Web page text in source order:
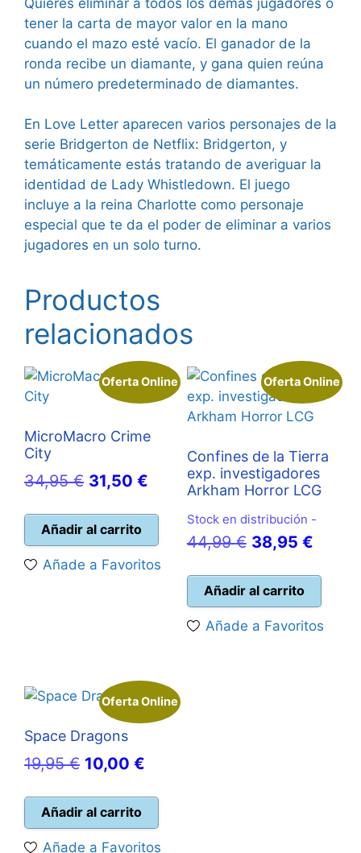
tener la carta de mayor valor en la mano
cuando el mazo esté vacío. El ganador de la
ronda recibe un diamante, y gana quien reúna
un número predeterminado de diamantes.
En Love Letter aparecen varios personajes de la
serie Bridgerton de Netflix: Bridgerton, y
temáticamente estás tratando de averiguar la
identidad de Lady Whistledown. El juego
incluye a la reina Charlotte como personaje
especial que te da el poder de eliminar a varios
jugadores en un solo turno.
Productos
relacionados
Oferta Online
MicroMacro Crime
City
34,95€ El
original
31,50 €
actual
31,50 €.
Añadir al carrito
Añade a Favoritos
Oferta Online
Confines de la Tierra
exp. investigadores
Arkham Horror LCG
Stock en distribución -
44,99€ El
original
38,95 €El
Añadir al carrito
Añade a Favoritos
Oferta Online
Space Dragons
19,95€ El
original
era:
10,00 €
es:
Añadir al carrito
Añade a Favoritos